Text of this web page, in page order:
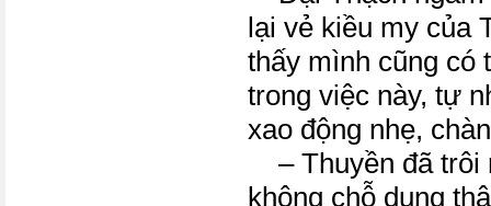
lại vẻ kiều my của
thấy mình cũng có
trong việc này, tự
xao động nhẹ,
– Thuyền đã trôi
không chỗ dung